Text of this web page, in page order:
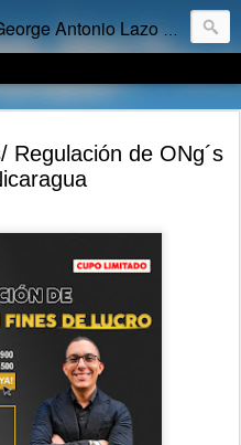
Antonio Lazo Sánchez
Regulación de ONg´s